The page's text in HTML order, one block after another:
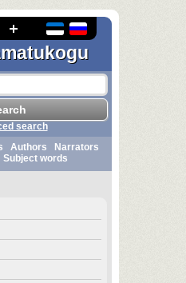
search
Authors
Narrators
Subject words